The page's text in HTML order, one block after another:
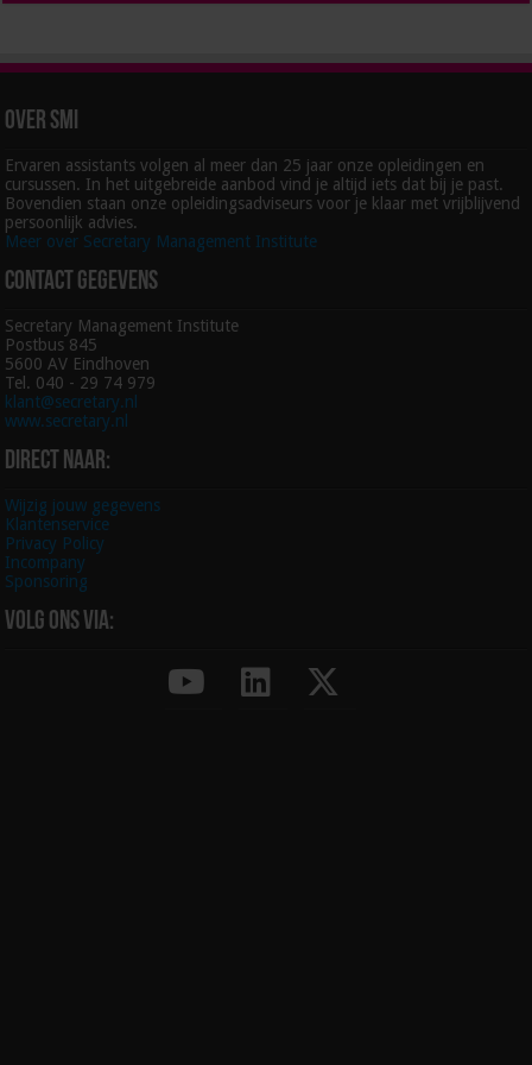
Over SMI
Ervaren assistants volgen al meer dan 25 jaar onze opleidingen en
cursussen. In het uitgebreide aanbod vind je altijd iets dat bij je past.
Bovendien staan onze opleidingsadviseurs voor je klaar met vrijblijvend
persoonlijk advies.
Meer over Secretary Management Institute
Contact gegevens
Secretary Management Institute
Postbus 845
5600 AV Eindhoven
Tel. 040 - 29 74 979
klant@secretary.nl
www.secretary.nl
Direct naar:
Wijzig jouw gegevens
Klantenservice
Privacy Policy
Incompany
Sponsoring
Volg ons via: